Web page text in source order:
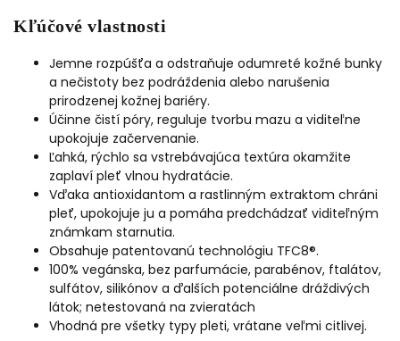
Kľúčové vlastnosti
Jemne rozpúšťa a odstraňuje odumreté kožné bunky
a nečistoty bez podráždenia alebo narušenia
prirodzenej kožnej bariéry.
Účinne čistí póry, reguluje tvorbu mazu a viditeľne
upokojuje začervenanie.
Ľahká, rýchlo sa vstrebávajúca textúra okamžite
zaplaví pleť vlnou hydratácie.
Vďaka antioxidantom a rastlinným extraktom chráni
pleť, upokojuje ju a pomáha predchádzať viditeľným
známkam starnutia.
Obsahuje patentovanú technológiu TFC8®.
100% vegánska, bez parfumácie, parabénov, ftalátov,
sulfátov, silikónov a ďalších potenciálne dráždivých
látok; netestovaná na zvieratách
Vhodná pre všetky typy pleti, vrátane veľmi citlivej.